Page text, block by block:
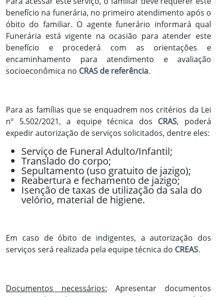
benefício na funerária, no primeiro atendimento após o
óbito do familiar. O agente funerário informará qual
Funerária está vigente na ocasião para atender este
benefício e procederá com as orientações e
encaminhamento para atendimento e avaliação
socioeconômica no CRAS de referência.
Para as famílias que se enquadrem nos critérios da Lei
nº 5.502/2021, a equipe técnica dos CRAS, poderá
expedir autorização de serviços solicitados, dentre eles:
Serviço de Funeral Adulto/Infantil;
Translado do corpo;
Sepultamento (uso gratuito de jazigo);
Reabertura e fechamento de jazigo;
Isenção de taxas de utilização da sala do
velório, material de higiene.
Em caso de óbito de indigentes, a autorização dos
serviços será realizada pela equipe técnica do CREAS.
Documentos necessários: Apresentar documentos